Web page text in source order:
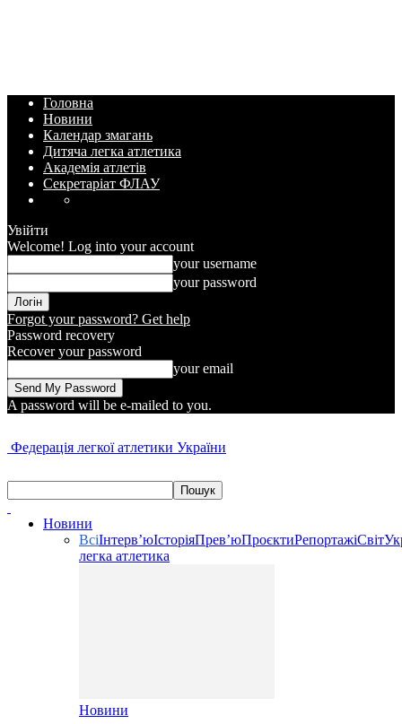
Головна
Новини
Календар змагань
Дитяча легка атлетика
Академія атлетів
Секретаріат ФЛАУ
Увійти
Welcome! Log into your account
your username
your password
Forgot your password? Get help
Password recovery
Recover your password
your email
A password will be e-mailed to you.
Федерація легкої атлетики України
Новини
ВсіІнтерв’юІсторіяПрев’юПроєктиРепортажіСвіт
легка атлетика
Новини